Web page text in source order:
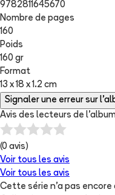
9782811645670
Nombre de pages
160
Poids
160 gr
Format
13 x 18 x 1.2 cm
Signaler une erreur sur
Avis des lecteurs de
(0 avis)
Voir tous les avis
Voir tous les avis
Cette série n'a pas encore